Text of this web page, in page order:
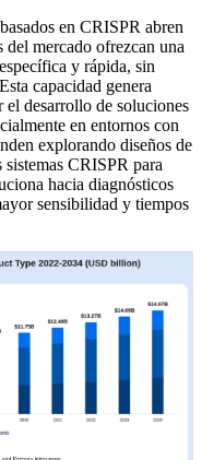
​​en CRISPR abren
del mercado ofrezcan una
y rápida, sin
capacidad genera
desarrollo de soluciones
en entornos con
explorando diseños de
CRISPR para
hacia diagnósticos
sensibilidad y tiempos